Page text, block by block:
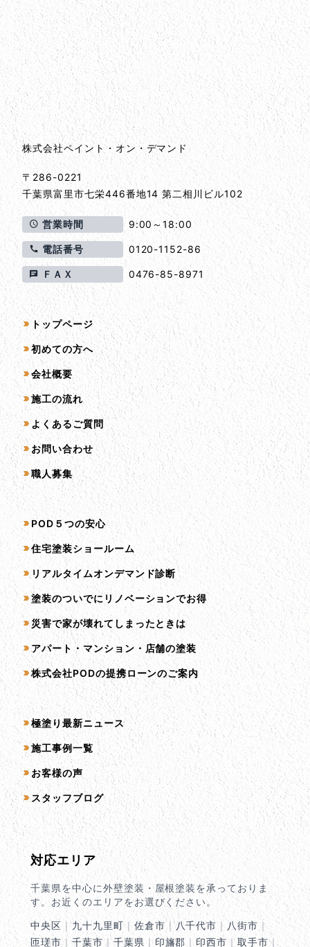
会社情報とサイトマップ
会社情報
株式会社ペイント・オン・デマンド
〒286-0221
千葉県富里市七栄446番地14 第二相川ビル102
営業時間 9:00～18:00
電話番号 0120-1152-86
ＦＡＸ 0476-85-8971
サイトマップ
トップページ
初めての方へ
会社概要
施工の流れ
よくあるご質問
お問い合わせ
職人募集
サービス一覧
POD５つの安心
住宅塗装ショールーム
リアルタイムオンデマンド診断
塗装のついでにリノベーションでお得
災害で家が壊れてしまったときは
アパート・マンション・店舗の塗装
株式会社PODの提携ローンのご案内
コンテンツ一覧
極塗り最新ニュース
施工事例一覧
お客様の声
スタッフブログ
対応エリア
千葉県を中心に外壁塗装・屋根塗装を承っておりま
す。お近くのエリアをお選びください。
中央区 ｜九十九里町 ｜ 佐倉市｜八千代市 ｜ 八街市 ｜
匝瑳市｜千葉市 ｜千葉県 ｜ 印旛郡 ｜ 印西市 ｜取手市｜